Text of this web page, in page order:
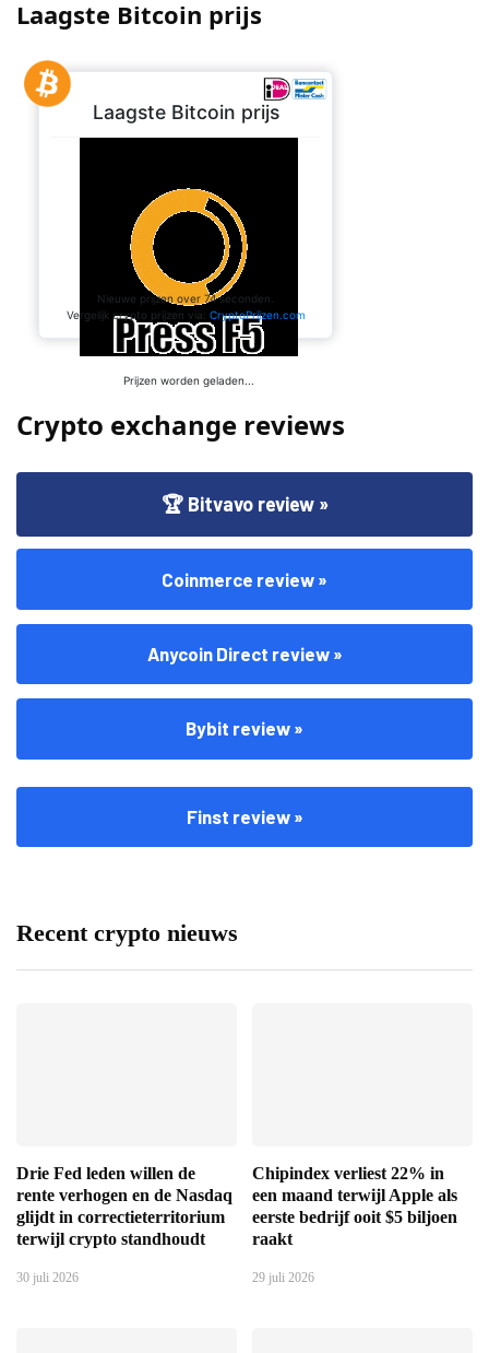
Laagste Bitcoin prijs
Crypto exchange reviews
🏆 Bitvavo review »
Coinmerce review »
Anycoin Direct review »
Bybit review »
Finst review »
Recent crypto nieuws
Drie Fed leden willen de
rente verhogen en de Nasdaq
glijdt in correctieterritorium
terwijl crypto standhoudt
30 juli 2026
Chipindex verliest 22% in
een maand terwijl Apple als
eerste bedrijf ooit $5 biljoen
raakt
29 juli 2026